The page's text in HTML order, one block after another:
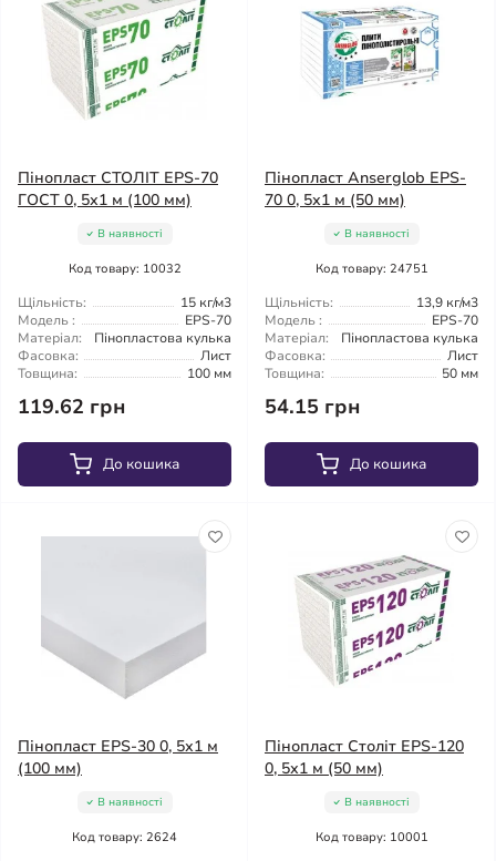
Пінопласт СТОЛІТ EPS-70
ГОСТ 0, 5х1 м (100 мм)
В наявності
Код товару: 10032
Щільність:
15 кг/м3
Модель :
EPS-70
Матеріал:
Пінопластова кулька
Фасовка:
Лист
Товщина:
100 мм
119.62 грн
До кошика
Пінопласт Anserglob EPS-
70 0, 5х1 м (50 мм)
В наявності
Код товару: 24751
Щільність:
13,9 кг/м3
Модель :
EPS-70
Матеріал:
Пінопластова кулька
Фасовка:
Лист
Товщина:
50 мм
54.15 грн
До кошика
Пінопласт EPS-30 0, 5х1 м
(100 мм)
В наявності
Код товару: 2624
Пінопласт Століт EPS-120
0, 5х1 м (50 мм)
В наявності
Код товару: 10001